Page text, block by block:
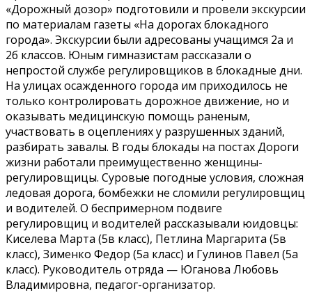
«Дорожный дозор» подготовили и провели экскурсии
по материалам газеты «На дорогах блокадного
города». Экскурсии были адресованы учащимся 2а и
2б классов. Юным гимназистам рассказали о
непростой службе регулировщиков в блокадные дни.
На улицах осажденного города им приходилось не
только контролировать дорожное движение, но и
оказывать медицинскую помощь раненым,
участвовать в оцеплениях у разрушенных зданий,
разбирать завалы. В годы блокады на постах Дороги
жизни работали преимущественно женщины-
регулировщицы. Суровые погодные условия, сложная
ледовая дорога, бомбежки не сломили регулировщиц
и водителей. О беспримерном подвиге
регулировщиц и водителей рассказывали юидовцы:
Киселева Марта (5в класс), Петлина Маргарита (5в
класс), Зименко Федор (5а класс) и Гулинов Павел (5а
класс). Руководитель отряда — Юганова Любовь
Владимировна, педагог-организатор.